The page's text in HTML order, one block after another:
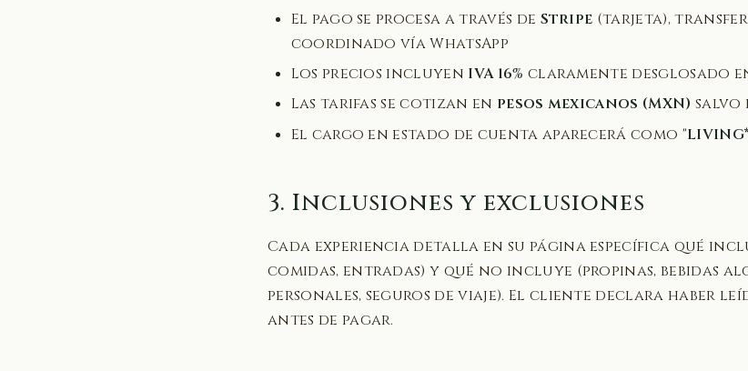
El pago se procesa a través de Stripe (tarjeta),
coordinado vía WhatsApp
Los precios incluyen IVA 16% claramente desglosado
Las tarifas se cotizan en pesos mexicanos (MXN)
El cargo en estado de cuenta aparecerá como "
3. Inclusiones y exclusiones
Cada experiencia detalla en su página específica qué
comidas, entradas) y qué no incluye (propinas, bebidas
personales, seguros de viaje). El cliente declara haber
antes de pagar.